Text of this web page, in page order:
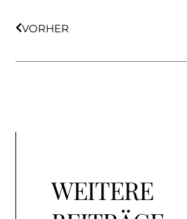
VORHER
WEITERE